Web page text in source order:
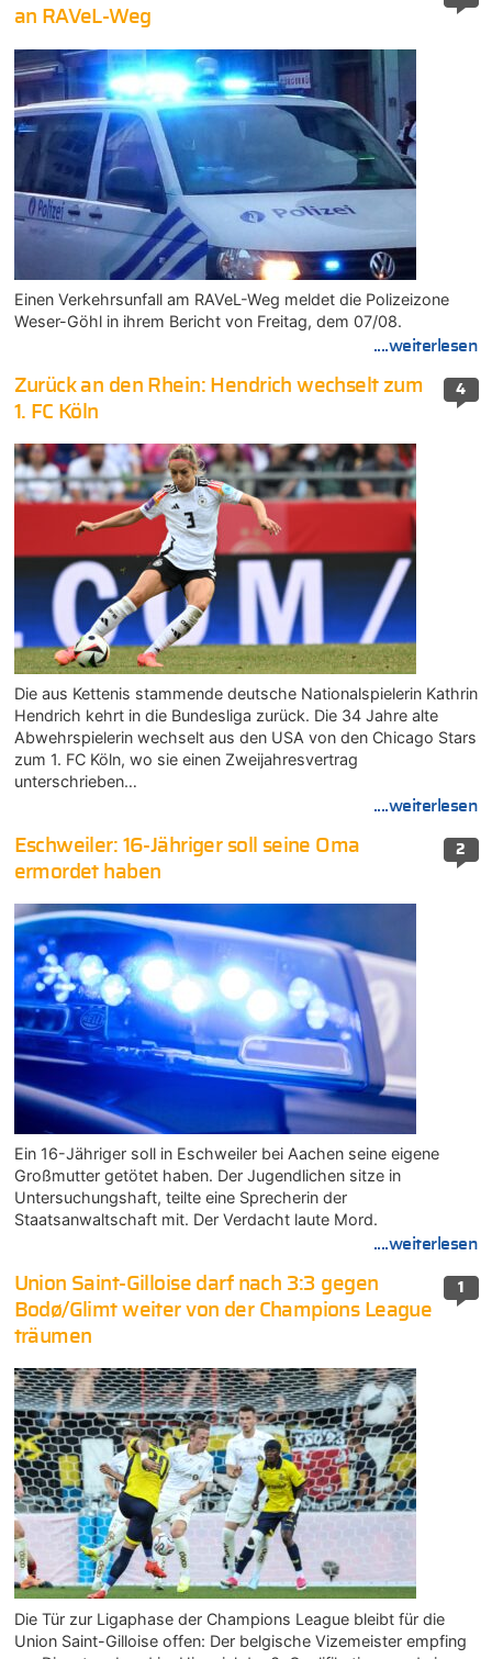
an RAVeL-Weg
Einen Verkehrsunfall am RAVeL-Weg meldet die Polizeizone
Weser-Göhl in ihrem Bericht von Freitag, dem 07/08.
....weiterlesen
4
Zurück an den Rhein: Hendrich wechselt zum
1. FC Köln
Die aus Kettenis stammende deutsche Nationalspielerin Kathrin
Hendrich kehrt in die Bundesliga zurück. Die 34 Jahre alte
Abwehrspielerin wechselt aus den USA von den Chicago Stars
zum 1. FC Köln, wo sie einen Zweijahresvertrag
unterschrieben…
....weiterlesen
2
Eschweiler: 16-Jähriger soll seine Oma
ermordet haben
Ein 16-Jähriger soll in Eschweiler bei Aachen seine eigene
Großmutter getötet haben. Der Jugendlichen sitze in
Untersuchungshaft, teilte eine Sprecherin der
Staatsanwaltschaft mit. Der Verdacht laute Mord.
....weiterlesen
1
Union Saint-Gilloise darf nach 3:3 gegen
Bodø/Glimt weiter von der Champions League
träumen
Die Tür zur Ligaphase der Champions League bleibt für die
Union Saint-Gilloise offen: Der belgische Vizemeister empfing